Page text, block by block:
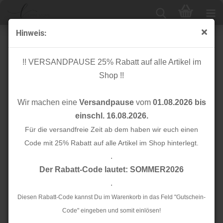
Hinweis:
!! VERSANDPAUSE 25% Rabatt auf alle Artikel im
Shop !!
Wir machen eine Versandpausevom 01.08.2026 bis
einschl. 16.08.2026.
Für die versandfreie Zeit ab dem haben wir euch einen
Code mit 25% Rabatt auf alle Artikel im Shop hinterlegt.
.
Der Rabatt-Code lautet: SOMMER2026
.
Diesen Rabatt-Code kannst Du im Warenkorb in das Feld "Gutschein-
Code" eingeben und somit einlösen!
Soft Stretch Twill mit TENCEL™ - toffee - meetMilk